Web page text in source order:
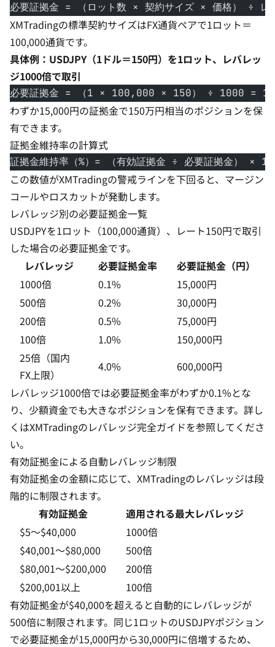
必要証拠金 = （ロット数 × 契約サイズ × 価格） ÷ レ
XMTradingの標準契約サイズはFX通貨ペアで1ロット＝
100,000通貨です。
具体例：USDJPY（1ドル＝150円）を1ロット、レバレッ
ジ1000倍で取引
必要証拠金 = （1 × 100,000 × 150） ÷ 1000 =
わずか15,000円の証拠金で150万円相当のポジションを保
有できます。
証拠金維持率の計算式
証拠金維持率（%）= （有効証拠金 ÷ 必要証拠金） ×
この数値がXMTradingの警戒ラインを下回ると、マージン
コールやロスカットが発動します。
レバレッジ別の必要証拠金一覧
USDJPYを1ロット（100,000通貨）、レート150円で取引
した場合の必要証拠金です。
レバレッジ
必要証拠金率
必要証拠金（円）
1000倍
0.1%
15,000円
500倍
0.2%
30,000円
200倍
0.5%
75,000円
100倍
1.0%
150,000円
25倍（国内
FX上限）
4.0%
600,000円
レバレッジ1000倍では必要証拠金率がわずか0.1%とな
り、少額資金でも大きなポジションを保有できます。詳し
くはXMTradingのレバレッジ完全ガイドを参照してくださ
い。
有効証拠金による自動レバレッジ制限
有効証拠金の金額に応じて、XMTradingのレバレッジは段
階的に制限されます。
有効証拠金
適用される最大レバレッジ
$5〜$40,000
1000倍
$40,001〜$80,000
500倍
$80,001〜$200,000
200倍
$200,001以上
100倍
有効証拠金が$40,000を超えると自動的にレバレッジが
500倍に制限されます。同じ1ロットのUSDJPYポジション
で必要証拠金が15,000円から30,000円に倍増するため、